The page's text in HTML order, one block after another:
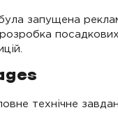
запущена
технічне